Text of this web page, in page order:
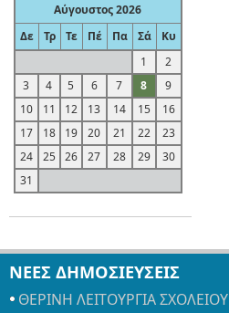
Αύγουστος 2026
Δε
Τρ Τε Πέ Πα Σά
Κυ
1
2
3
4 5 6 7 8
9
10
11 12 13 14 15
16
17
18 19 20 21 22
23
24
25 26 27 28 29
30
31
ΝΕΕΣ ΔΗΜΟΣΙΕΥΣΕΙΣ
ΘΕΡΙΝΗ ΛΕΙΤΟΥΡΓΙΑ ΣΧΟΛΕΙΟΥ